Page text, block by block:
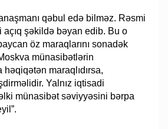
qəbul edə bilməz. Rəsmi
açıq şəkildə bəyan edib. Bu o
öz maraqlarını sonadək
münasibətlərin
həqiqətən maraqlıdırsa,
Yalnız iqtisadi
münasibət səviyyəsini bərpa